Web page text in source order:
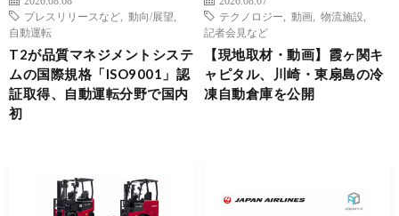
プレスリリースなど
動向/展望
自動運転
T2が品質マネジメントシステ
ムの国際規格「ISO9001」認
証取得、自動運転分野で国内
初
テクノロジー
動画 物流施設
記者会見など
【現地取材・動画】霞ヶ関キ
ャピタル、川崎・東扇島の冷
凍自動倉庫を公開